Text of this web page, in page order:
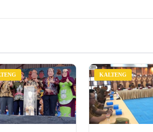
KALTENG